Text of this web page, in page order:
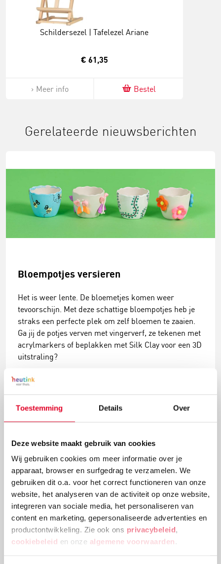
Toestemming Details Over
Deze website maakt gebruik van cookies
Wij gebruiken cookies om meer informatie over je
apparaat, browser en surfgedrag te verzamelen. We
gebruiken dit o.a. voor het correct functioneren van onze
website, het analyseren van de activiteit op onze website,
integreren van sociale media, het personaliseren van
content en marketing, gepersonaliseerde advertenties en
productontwikkeling. Zie ook ons privacybeleid,
cookiebeleid en onze algemene voorwaarden .
Schildersezel | Tafelezel Ariane
€ 61,35
Meer info Bestel
Gerelateerde nieuwsberichten
Bloempotjes versieren
Het is weer lente. De bloemetjes komen weer
tevoorschijn. Met deze schattige bloempotjes heb je
straks een perfecte plek om zelf bloemen te zaaien.
Ga jij de potjes verven met vingerverf, ze tekenen met
acrylmarkers of beplakken met Silk Clay voor een 3D
uitstraling?
Lees meer
Knutselidee: kerstballenboom maken